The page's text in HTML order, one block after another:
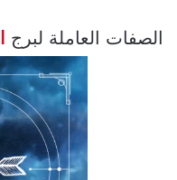
الصفات العاملة لبرج